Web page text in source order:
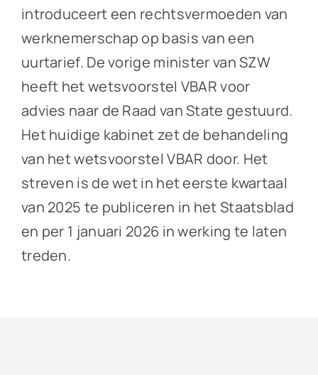
introduceert een rechtsvermoeden van
werknemerschap op basis van een
uurtarief. De vorige minister van SZW
heeft het wetsvoorstel VBAR voor
advies naar de Raad van State gestuurd.
Het huidige kabinet zet de behandeling
van het wetsvoorstel VBAR door. Het
streven is de wet in het eerste kwartaal
van 2025 te publiceren in het Staatsblad
en per 1 januari 2026 in werking te laten
treden.